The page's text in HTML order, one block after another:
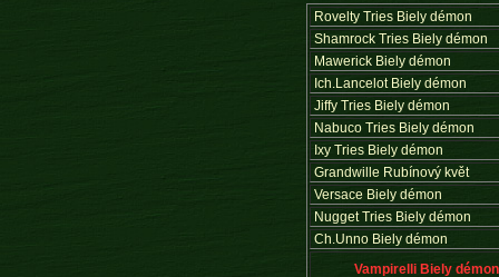
Rovelty Tries Biely démon
Shamrock Tries Biely démon
Mawerick Biely démon
Ich.Lancelot Biely démon
Jiffy Tries Biely démon
Nabuco Tries Biely démon
Ixy Tries Biely démon
Grandwille Rubínový květ
Versace Biely démon
Nugget Tries Biely démon
Ch.Unno Biely démon
Vampirelli Biely démon